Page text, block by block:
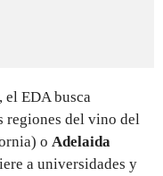
el EDA busca
regiones del vino del
o Adelaida
a universidades y